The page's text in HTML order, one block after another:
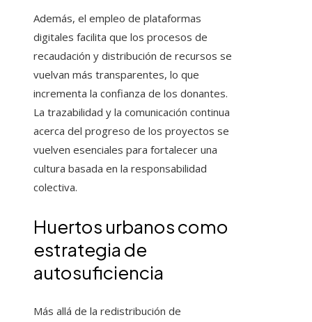
Además, el empleo de plataformas
digitales facilita que los procesos de
recaudación y distribución de recursos se
vuelvan más transparentes, lo que
incrementa la confianza de los donantes.
La trazabilidad y la comunicación continua
acerca del progreso de los proyectos se
vuelven esenciales para fortalecer una
cultura basada en la responsabilidad
colectiva.
Huertos urbanos como
estrategia de
autosuficiencia
Más allá de la redistribución de